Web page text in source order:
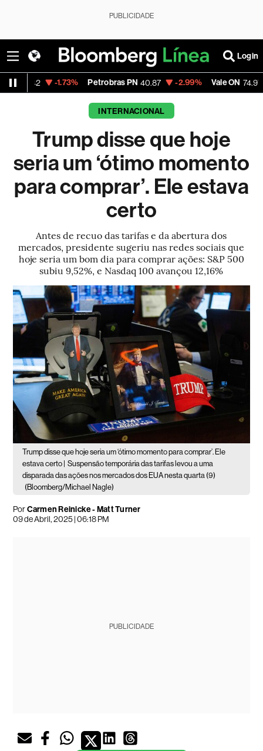
PUBLICIDADE
Login
-1.73% Petrobras PN 40.87 -2.99% Vale ON 74.97 -0.56%
INTERNACIONAL
Trump disse que hoje
seria um ‘ótimo momento
para comprar’. Ele estava
certo
Antes de recuo das tarifas e da abertura dos
mercados, presidente sugeriu nas redes sociais que
hoje seria um bom dia para comprar ações: S&P 500
subiu 9,52%, e Nasdaq 100 avançou 12,16%
Trump disse que hoje seria um ‘ótimo momento para comprar’. Ele
estava certo |
Suspensão temporária das tarifas levou a uma
disparada das ações nos mercados dos EUA nesta quarta (9)
(Bloomberg/Michael Nagle)
PorCarmen Reinicke - Matt Turner
09 de Abril, 2025 | 06:18 PM
PUBLICIDADE